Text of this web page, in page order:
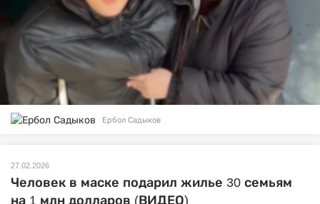
Ербол Садыков
27.02.2026
Человек в маске подарил жилье 30 семьям
на 1 млн долларов (ВИДЕО)